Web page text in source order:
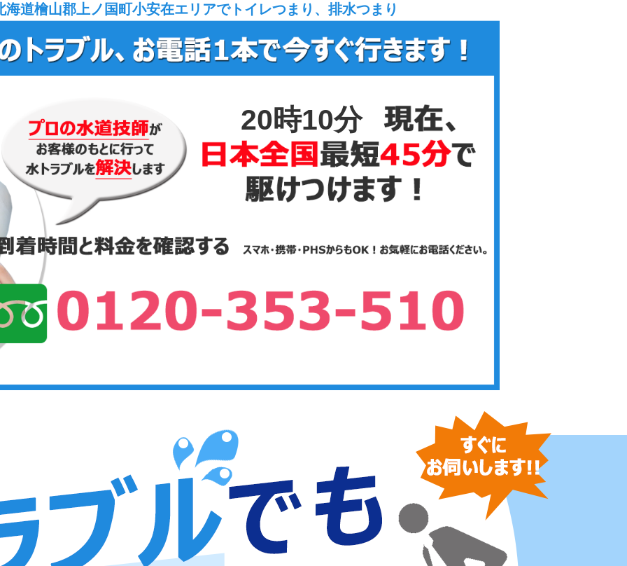
海道檜山郡上ノ国町小安在エリアでトイレつまり、排水つまり
20時10分